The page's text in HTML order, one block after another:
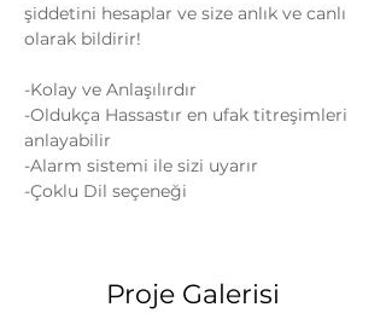
şiddetini hesaplar ve size anlık ve canlı
olarak bildirir!
-Kolay ve Anlaşılırdır
-Oldukça Hassastır en ufak titreşimleri
anlayabilir
-Alarm sistemi ile sizi uyarır
-Çoklu Dil seçeneği
Proje Galerisi